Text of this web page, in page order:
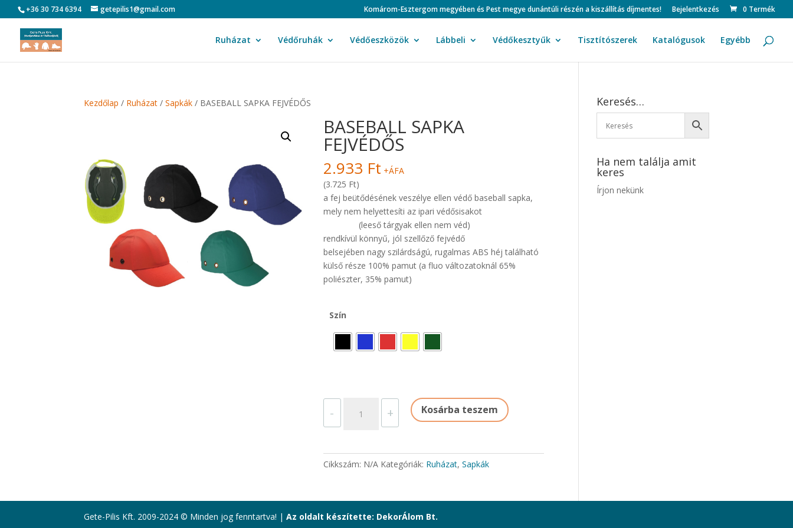
+36 30 734 6394 getepilis1@gmail.com Komárom-Esztergom megyében és Pest megye dunántúli részén a kiszállítás díjmentes! Bejelentkezés 0 Termék
Ruházat Védőruhák Védőeszközök Lábbeli Védőkesztyűk Tisztítószerek Katalógusok Egyébb
Kezdőlap / Ruházat / Sapkák / BASEBALL SAPKA FEJVÉDŐS
BASEBALL SAPKA
FEJVÉDŐS
2.933 Ft +ÁFA
(3.725 Ft)
a fej beütődésének veszélye ellen védő baseball sapka,
mely nem helyettesíti az ipari védősisakot
(leeső tárgyak ellen nem véd)
rendkívül könnyű, jól szellőző fejvédő
belsejében nagy szilárdságú, rugalmas ABS héj található
külső része 100% pamut (a fluo változatoknál 65%
poliészter, 35% pamut)
Szín
-
SAPKA
+ Kosárba teszem
Cikkszám: N/A Kategóriák: Ruházat, Sapkák
Keresés…
Ha nem találja amit
keres
Írjon nekünk
Gete-Pilis Kft. 2009-2024 © Minden jog fenntartva! | Az oldalt készítette: DekorÁlom Bt.